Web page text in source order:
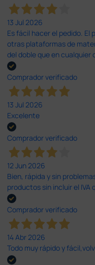
13 Jul 2026
Es fácil hacer el pedido.
otras plataformas de
del doble que en cualquier
Comprador verificado
13 Jul 2026
Excelente
Comprador verificado
12 Jun 2026
Bien, rápida y sin
productos sin incluir el IVA
Comprador verificado
14 Abr 2026
Todo muy rápido y